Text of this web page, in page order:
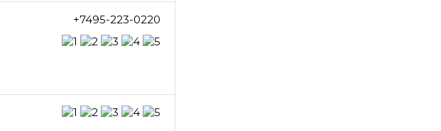
+7495-223-0220